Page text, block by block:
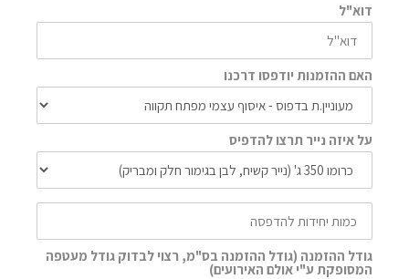
דוא"ל
האם ההזמנות יודפסו דרכנו
על איזה נייר תרצו להדפיס
גודל ההזמנה (גודל ההזמנה בס"מ, רצוי לבדוק גודל מעטפה
המסופקת ע"י אולם האירועים)